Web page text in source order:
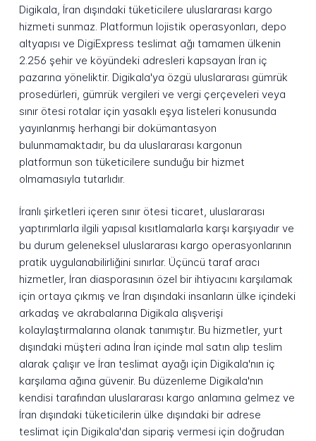
Digikala, İran dışındaki tüketicilere uluslararası kargo
hizmeti sunmaz. Platformun lojistik operasyonları, depo
altyapısı ve DigiExpress teslimat ağı tamamen ülkenin
2.256 şehir ve köyündeki adresleri kapsayan İran iç
pazarına yöneliktir. Digikala'ya özgü uluslararası gümrük
prosedürleri, gümrük vergileri ve vergi çerçeveleri veya
sınır ötesi rotalar için yasaklı eşya listeleri konusunda
yayınlanmış herhangi bir dokümantasyon
bulunmamaktadır, bu da uluslararası kargonun
platformun son tüketicilere sunduğu bir hizmet
olmamasıyla tutarlıdır.
İranlı şirketleri içeren sınır ötesi ticaret, uluslararası
yaptırımlarla ilgili yapısal kısıtlamalarla karşı karşıyadır ve
bu durum geleneksel uluslararası kargo operasyonlarının
pratik uygulanabilirliğini sınırlar. Üçüncü taraf aracı
hizmetler, İran diasporasının özel bir ihtiyacını karşılamak
için ortaya çıkmış ve İran dışındaki insanların ülke içindeki
arkadaş ve akrabalarına Digikala alışverişi
kolaylaştırmalarına olanak tanımıştır. Bu hizmetler, yurt
dışındaki müşteri adına İran içinde mal satın alıp teslim
alarak çalışır ve İran teslimat ayağı için Digikala'nın iç
karşılama ağına güvenir. Bu düzenleme Digikala'nın
kendisi tarafından uluslararası kargo anlamına gelmez ve
İran dışındaki tüketicilerin ülke dışındaki bir adrese
teslimat için Digikala'dan sipariş vermesi için doğrudan